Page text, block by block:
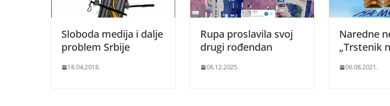
Sloboda medija i dalje
problem Srbije
18.04.2018.
Rupa proslavila svoj
drugi rođendan
08.12.2025.
Naredne
„Trstenik
06.08.2021.